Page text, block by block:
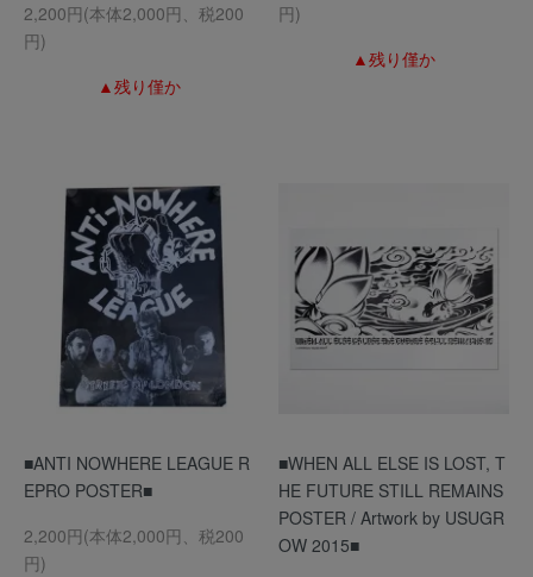
2,200円(本体2,000円、税200
円)
▲残り僅か
円)
▲残り僅か
■ANTI NOWHERE LEAGUE R
EPRO POSTER■
2,200円(本体2,000円、税200
円)
■WHEN ALL ELSE IS LOST, T
HE FUTURE STILL REMAINS
POSTER / Artwork by USUGR
OW 2015■